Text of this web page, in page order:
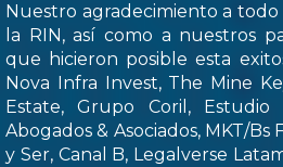
Nuestro agradecimiento a
la RIN, así como a nuestros
que hicieron posible esta
Nova Infra Invest, The Mine
Estate, Grupo Coril,
Abogados & Asociados, MKT/Bs
y Ser, Canal B, Legalverse